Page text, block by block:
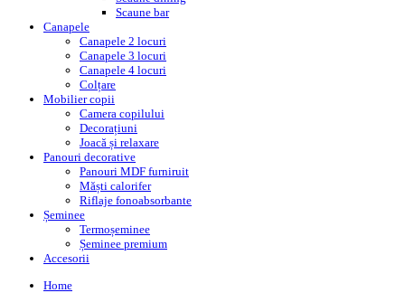
Scaune bar
Canapele
Canapele 2 locuri
Canapele 3 locuri
Canapele 4 locuri
Colțare
Mobilier copii
Camera copilului
Decorațiuni
Joacă și relaxare
Panouri decorative
Panouri MDF furniruit
Măști calorifer
Riflaje fonoabsorbante
Șeminee
Termoșeminee
Șeminee premium
Accesorii
Home